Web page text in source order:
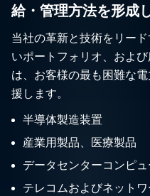
給・管理方法を形成
当社の革新と技術をリー
いポートフォリオ、およ
は、お客様の最も困難な
援します。
半導体製造装置
産業用製品、医療製品
データセンターコンピ
テレコムおよびネット